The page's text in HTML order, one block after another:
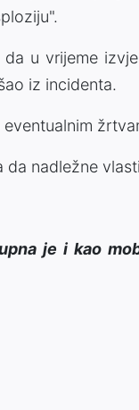
da u vrijeme
iz incidenta.
da nadležne
je i kao